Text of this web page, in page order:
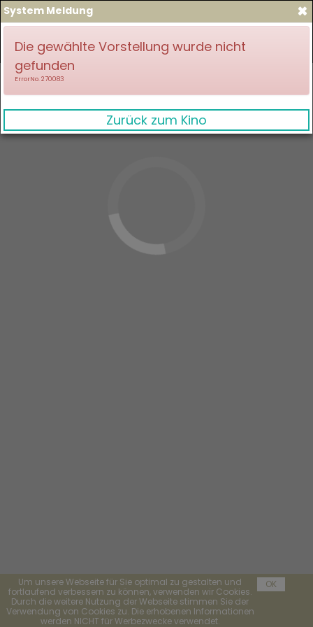
Um unsere Webseite für Sie optimal zu gestalten und
fortlaufend verbessern zu können, verwenden wir Cookies.
Durch die weitere Nutzung der Webseite stimmen Sie der
Verwendung von Cookies zu. Die erhobenen Informationen
werden NICHT für Werbezwecke verwendet.
OK
×
System Meldung
Die gewählte Vorstellung wurde nicht
gefunden
ErrorNo. 270083
Zurück zum Kino